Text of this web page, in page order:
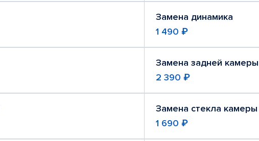
Замена динамика
1 490 ₽
Замена задней камеры
2 390 ₽
Замена стекла камеры
1 690 ₽